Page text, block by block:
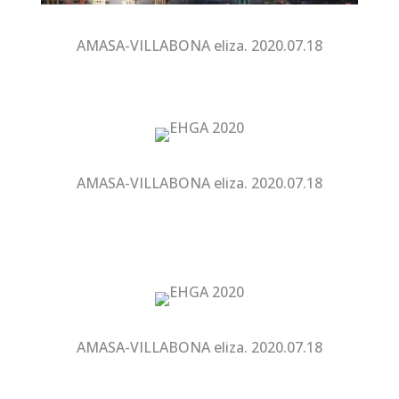
AMASA-VILLABONA eliza. 2020.07.18
AMASA-VILLABONA eliza. 2020.07.18
AMASA-VILLABONA eliza. 2020.07.18